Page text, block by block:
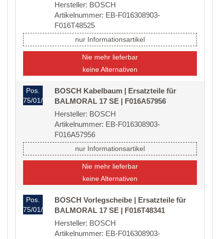
Hersteller: BOSCH
Artikelnummer: EB-F016308903-
F016T48525
nur Informationsartikel
Nie mehr lieferbar
keine Alternativen
Pos.
75/01/40/17
BOSCH Kabelbaum | Ersatzteile für
BALMORAL 17 SE | F016A57956
Hersteller: BOSCH
Artikelnummer: EB-F016308903-
F016A57956
nur Informationsartikel
Nie mehr lieferbar
keine Alternativen
Pos.
75/01/40/20
BOSCH Vorlegscheibe | Ersatzteile für
BALMORAL 17 SE | F016T48341
Hersteller: BOSCH
Artikelnummer: EB-F016308903-